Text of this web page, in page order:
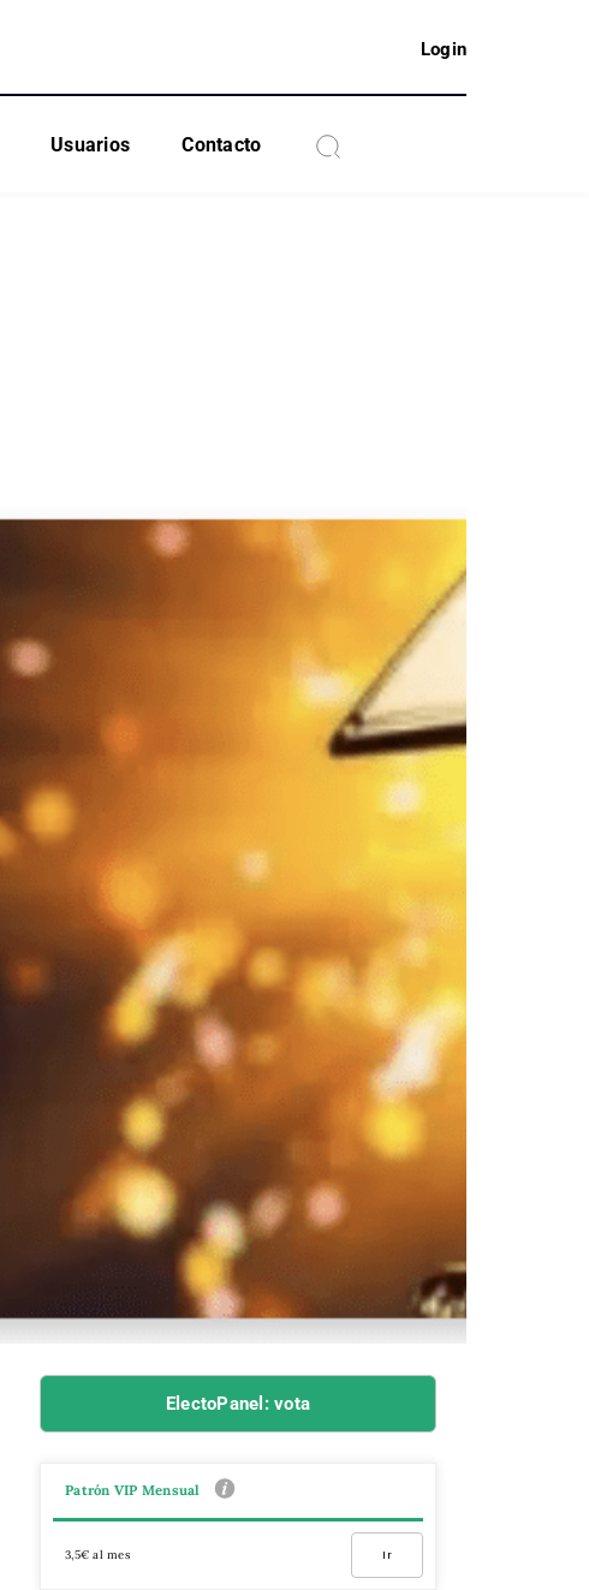
Login
Usuarios Contacto
ElectoPanel: vota
Patrón VIP Mensual
3,5€ al mes Ir